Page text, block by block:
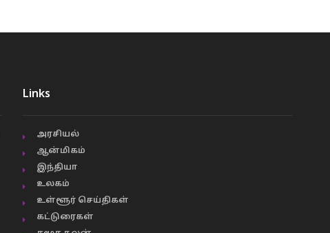
Links
அரசியல்
ஆன்மிகம்
இந்தியா
உலகம்
உள்ளூர் செய்திகள்
கட்டுரைகள்